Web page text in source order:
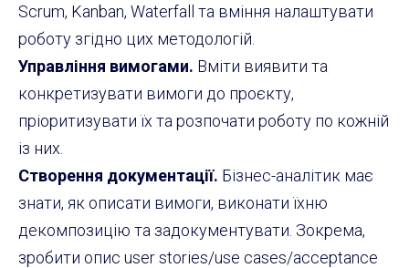
Scrum, Kanban, Waterfall та вміння налаштувати
роботу згідно цих методологій.
Управління вимогами. Вміти виявити та
конкретизувати вимоги до проєкту,
пріоритизувати їх та розпочати роботу по кожній
із них.
Створення документації. Бізнес-аналітик має
знати, як описати вимоги, виконати їхню
декомпозицію та задокументувати. Зокрема,
зробити опис user stories/use cases/acceptance